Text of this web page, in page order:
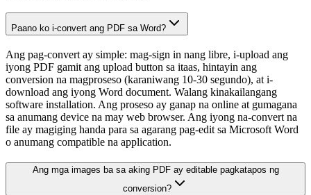
Paano ko i-convert ang PDF sa Word?
Ang pag-convert ay simple: mag-sign in nang libre, i-upload ang
iyong PDF gamit ang upload button sa itaas, hintayin ang
conversion na magproseso (karaniwang 10-30 segundo), at i-
download ang iyong Word document. Walang kinakailangang
software installation. Ang proseso ay ganap na online at gumagana
sa anumang device na may web browser. Ang iyong na-convert na
file ay magiging handa para sa agarang pag-edit sa Microsoft Word
o anumang compatible na application.
Ang mga images ba sa aking PDF ay editable pagkatapos ng
conversion?